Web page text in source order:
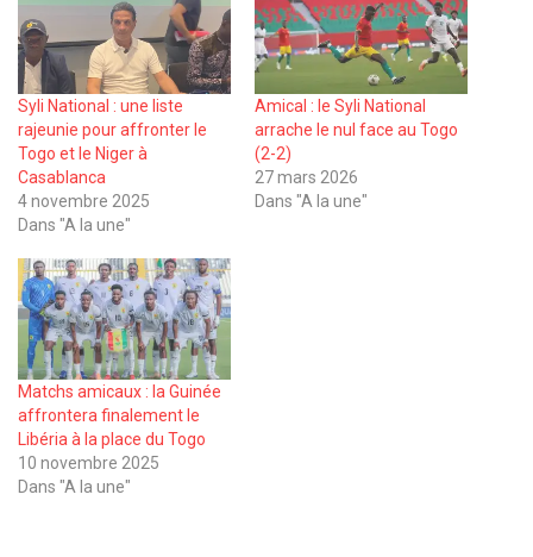
Syli National : une liste
rajeunie pour affronter le
Togo et le Niger à
Casablanca
4 novembre 2025
Dans "A la une"
Amical : le Syli National
arrache le nul face au Togo
(2-2)
27 mars 2026
Dans "A la une"
Matchs amicaux : la Guinée
affrontera finalement le
Libéria à la place du Togo
10 novembre 2025
Dans "A la une"